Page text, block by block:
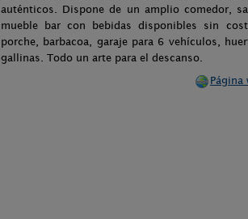
auténticos. Dispone de un amplio comedor,
mueble bar con bebidas disponibles sin
porche, barbacoa, garaje para 6 vehículos,
gallinas. Todo un arte para el descanso.
Página